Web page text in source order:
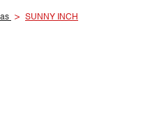
SUNNY INCH